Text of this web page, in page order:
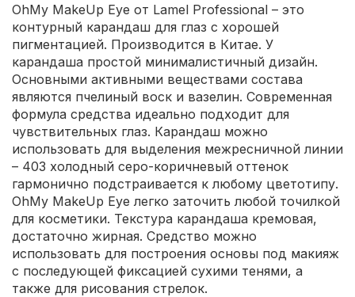
OhMy MakeUp Eye от Lamel Professional – это
контурный карандаш для глаз с хорошей
пигментацией. Производится в Китае. У
карандаша простой минималистичный дизайн.
Основными активными веществами состава
являются пчелиный воск и вазелин. Современная
формула средства идеально подходит для
чувствительных глаз. Карандаш можно
использовать для выделения межресничной линии
– 403 холодный серо-коричневый оттенок
гармонично подстраивается к любому цветотипу.
OhMy MakeUp Eye легко заточить любой точилкой
для косметики. Текстура карандаша кремовая,
достаточно жирная. Средство можно
использовать для построения основы под макияж
с последующей фиксацией сухими тенями, а
также для рисования стрелок.